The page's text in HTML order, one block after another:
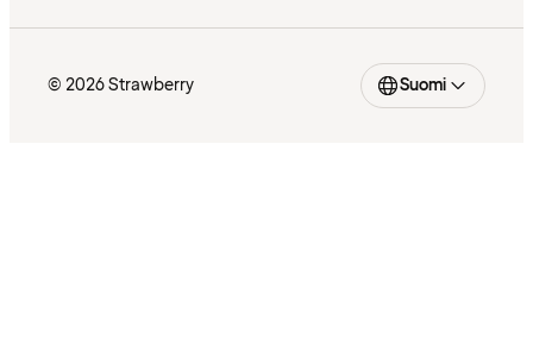
© 2026 Strawberry Suomi